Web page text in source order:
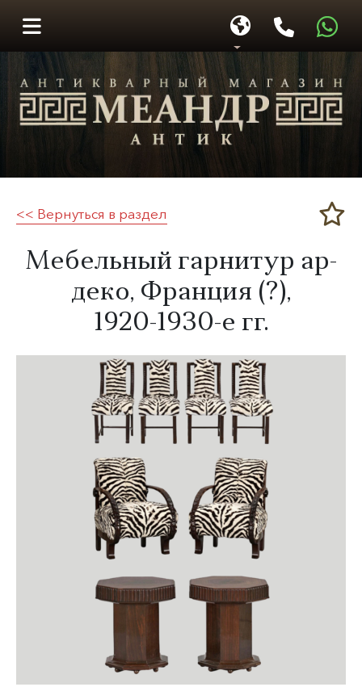
Меандр-Антик
<< Вернуться в раздел
Мебельный гарнитур ар-
деко, Франция (?),
1920-1930-е гг.